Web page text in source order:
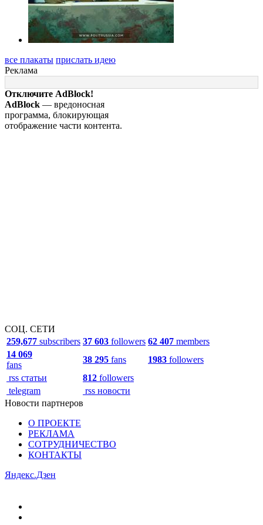
все плакаты прислать идею
Реклама
Отключите AdBlock!
AdBlock — вредоносная
программа, блокирующая
отображение части контента.
СОЦ. СЕТИ
259,677 subscribers 37 603 followers 62 407 members
14 069
fans
38 295 fans 1983 followers
rss статьи
812 followers
telegram
rss новости
Новости партнеров
О ПРОЕКТЕ
РЕКЛАМА
СОТРУДНИЧЕСТВО
КОНТАКТЫ
Яндекс.Дзен